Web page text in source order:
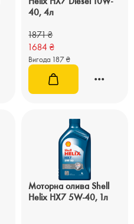
40, 4л
1871₴
1684 ₴
Вигода 187 ₴
Моторна олива Shell
Helix HX7 5W-40, 1л